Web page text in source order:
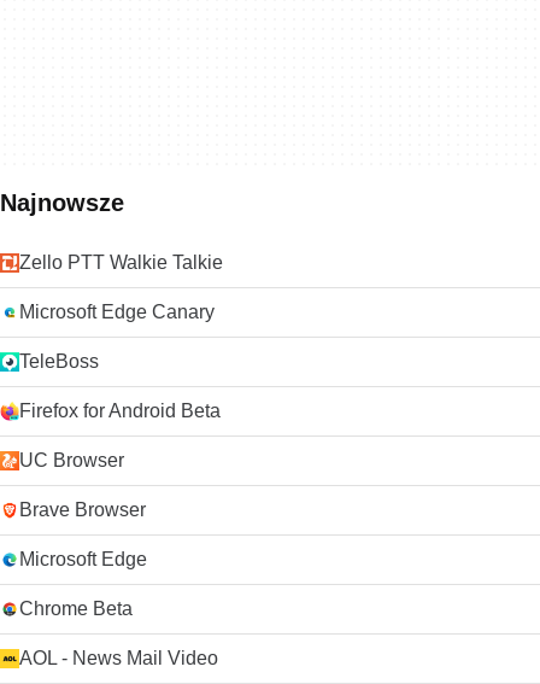
Najnowsze
Zello PTT Walkie Talkie
Microsoft Edge Canary
TeleBoss
Firefox for Android Beta
UC Browser
Brave Browser
Microsoft Edge
Chrome Beta
AOL - News Mail Video